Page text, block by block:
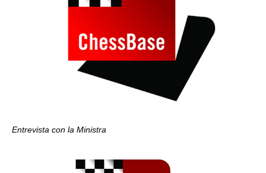
Entrevista con la Ministra